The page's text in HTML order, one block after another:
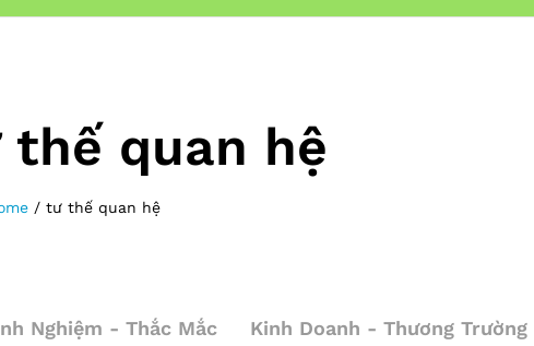
quan hệ
/ tư thế quan hệ
Nghiệm - Thắc Mắc Kinh Doanh - Thương Trường